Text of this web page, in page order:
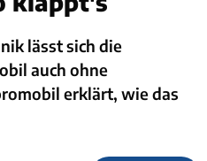
lässt sich die
auch ohne
erklärt, wie das